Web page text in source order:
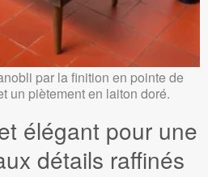
par la finition en pointe de
un piètement en laiton doré.
élégant pour une
détails raffinés